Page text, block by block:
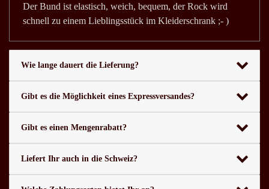
Der Bund ist elastisch, weich, bequem, der Rock wird
schnell zu einem Lieblingsstück im Kleiderschrank ;- )
Wie lange dauert die Lieferung?
Gibt es die Möglichkeit eines Expressversandes?
Gibt es einen Mengenrabatt?
Liefert Ihr auch in die Schweiz?